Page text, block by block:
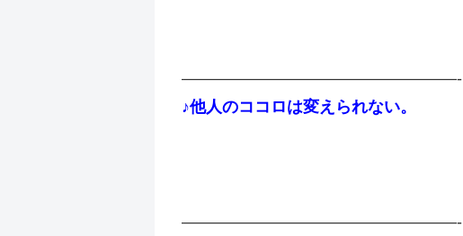
—————————————————-
♪他人のココロは変えられない。
—————————————————-